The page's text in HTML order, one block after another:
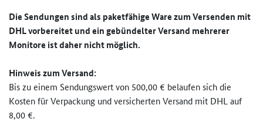
Die Sendungen sind als paketfähige Ware zum Versenden mit
DHL vorbereitet und ein gebündelter Versand mehrerer
Monitore ist daher nicht möglich.
Hinweis zum Versand:
Bis zu einem Sendungswert von 500,00 € belaufen sich die
Kosten für Verpackung und versicherten Versand mit DHL auf
8,00 €.